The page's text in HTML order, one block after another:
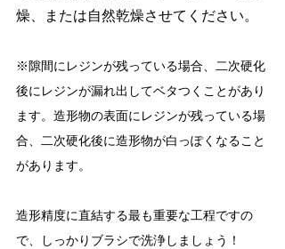
燥、または自然乾燥させてください。
※隙間にレジンが残っている場合、二次硬化
後にレジンが漏れ出してベタつくことがあり
ます。造形物の表面にレジンが残っている場
合、二次硬化後に造形物が白っぽくなること
があります。
造形精度に直結する最も重要な工程ですの
で、しっかりブラシで洗浄しましょう！